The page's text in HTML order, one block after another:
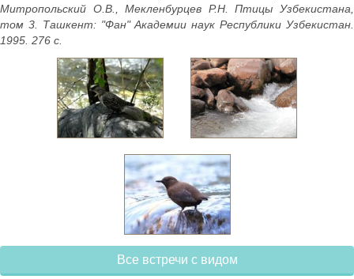
Митропольский О.В., Мекленбурцев Р.Н. Птицы Узбекистана,
том 3. Ташкент: "Фан" Академии наук Республики Узбекистан.
1995. 276 с.
Все встречи с видом